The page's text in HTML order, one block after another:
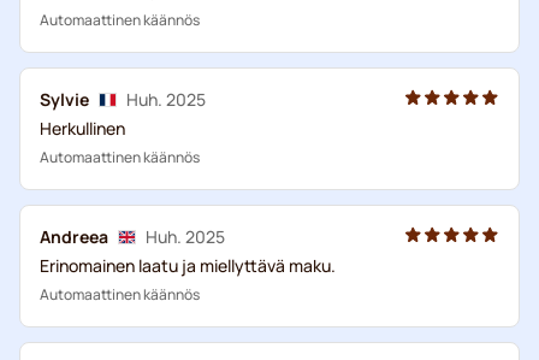
Automaattinen käännös
Sylvie
Huh. 2025
Herkullinen
Automaattinen käännös
Andreea
Huh. 2025
Erinomainen laatu ja miellyttävä maku.
Automaattinen käännös